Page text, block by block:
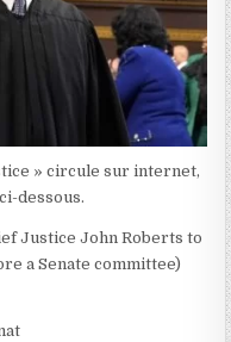
» circule sur internet,
dessous.
Justice John Roberts to
a Senate committee)